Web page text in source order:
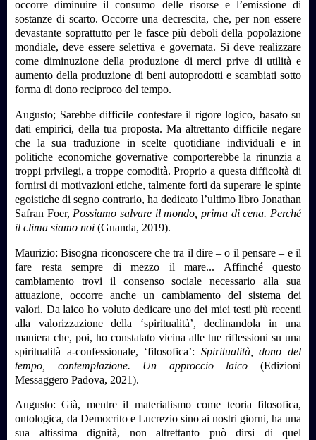
occorre diminuire il consumo delle risorse e l’emissione di
sostanze di scarto. Occorre una decrescita, che, per non essere
devastante soprattutto per le fasce più deboli della popolazione
mondiale, deve essere selettiva e governata. Si deve realizzare
come diminuzione della produzione di merci prive di utilità e
aumento della produzione di beni autoprodotti e scambiati sotto
forma di dono reciproco del tempo.
Augusto; Sarebbe difficile contestare il rigore logico, basato su
dati empirici, della tua proposta. Ma altrettanto difficile negare
che la sua traduzione in scelte quotidiane individuali e in
politiche economiche governative comporterebbe la rinunzia a
troppi privilegi, a troppe comodità. Proprio a questa difficoltà di
fornirsi di motivazioni etiche, talmente forti da superare le spinte
egoistiche di segno contrario, ha dedicato l’ultimo libro Jonathan
Safran Foer, Possiamo salvare il mondo, prima di cena. Perché
il clima siamo noi (Guanda, 2019).
Maurizio: Bisogna riconoscere che tra il dire – o il pensare – e il
fare resta sempre di mezzo il mare... Affinché questo
cambiamento trovi il consenso sociale necessario alla sua
attuazione, occorre anche un cambiamento del sistema dei
valori. Da laico ho voluto dedicare uno dei miei testi più recenti
alla valorizzazione della ‘spiritualità’, declinandola in una
maniera che, poi, ho constatato vicina alle tue riflessioni su una
spiritualità a-confessionale, ‘filosofica’: Spiritualità, dono del
tempo, contemplazione. Un approccio laico
(Edizioni
Messaggero Padova, 2021).
Augusto: Già, mentre il materialismo come teoria filosofica,
ontologica, da Democrito e Lucrezio sino ai nostri giorni, ha una
sua altissima dignità, non altrettanto può dirsi di quel